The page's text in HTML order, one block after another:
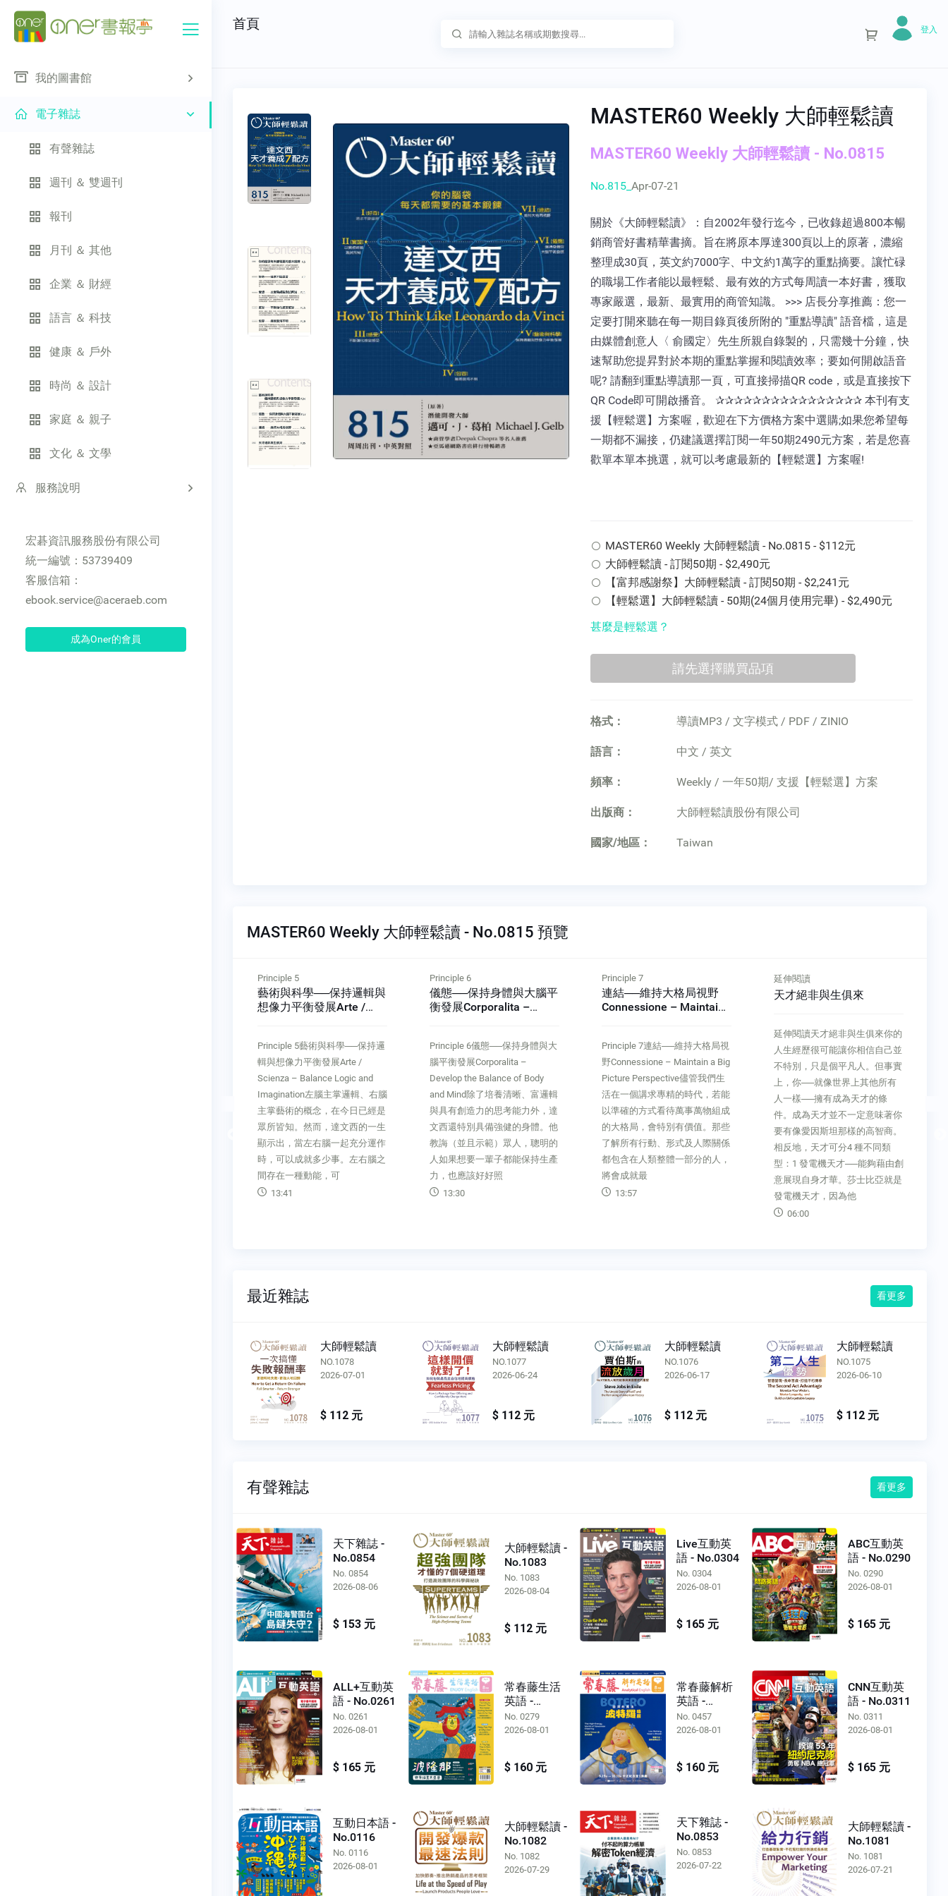
我的圖書館
電子雜誌
有聲雜誌
週刊 ＆ 雙週刊
報刊
月刊 ＆ 其他
企業 ＆ 財經
語言 ＆ 科技
健康 ＆ 戶外
時尚 ＆ 設計
家庭 ＆ 親子
文化 ＆ 文學
服務說明
宏碁資訊服務股份有限公司
統一編號：53739409
客服信箱：
ebook.service@aceraeb.com
成為Oner的會員
首頁 登入
MASTER60 Weekly 大師輕鬆讀
MASTER60 Weekly 大師輕鬆讀 - No.0815
No.815_ Apr-07-21
關於《大師輕鬆讀》：自2002年發行迄今，已收錄超過800本暢
銷商管好書精華書摘。旨在將原本厚達300頁以上的原著，濃縮
整理成30頁，英文約7000字、中文約1萬字的重點摘要。讓忙碌
的職場工作者能以最輕鬆、最有效的方式每周讀一本好書，獲取
專家嚴選，最新、最實用的商管知識。 >>> 店長分享推薦：您一
定要打開來聽在每一期目錄頁後所附的 "重點導讀" 語音檔，這是
由媒體創意人〈 俞國定〉先生所親自錄製的，只需幾十分鐘，快
速幫助您提昇對於本期的重點掌握和閱讀效率；要如何開啟語音
呢? 請翻到重點導讀那一頁，可直接掃描QR code，或是直接按下
QR Code即可開啟播音。 ✰✰✰✰✰✰✰✰✰✰✰✰✰✰✰✰ 本刊有支
援【輕鬆選】方案喔，歡迎在下方價格方案中選購;如果您希望每
一期都不漏接，仍建議選擇訂閱一年50期2490元方案，若是您喜
歡單本單本挑選，就可以考慮最新的【輕鬆選】方案喔!
MASTER60 Weekly 大師輕鬆讀 - No.0815 - $112元
大師輕鬆讀 - 訂閱50期 - $2,490元
【富邦感謝祭】大師輕鬆讀 - 訂閱50期 - $2,241元
【輕鬆選】大師輕鬆讀 - 50期(24個月使用完畢) - $2,490元
甚麼是輕鬆選？
格式： 導讀MP3 / 文字模式 / PDF / ZINIO
語言： 中文 / 英文
頻率： Weekly / 一年50期/ 支援【輕鬆選】方案
出版商： 大師輕鬆讀股份有限公司
國家/地區： Taiwan
MASTER60 Weekly 大師輕鬆讀 - No.0815 預覽
Previous
Principle 5
藝術與科學──保持邏輯與
想像力平衡發展Arte /
Principle 5藝術與科學──保持邏
輯與想像力平衡發展Arte /
Scienza – Balance Logic and
Imagination左腦主掌邏輯、右腦
主掌藝術的概念，在今日已經是
眾所皆知。然而，達文西的一生
顯示出，當左右腦一起充分運作
時，可以成就多少事。左右腦之
間存在一種動能，可
13:41
Principle 6
儀態──保持身體與大腦平
衡發展Corporalita –
Principle 6儀態──保持身體與大
腦平衡發展Corporalita –
Develop the Balance of Body
and Mind除了培養清晰、富邏輯
與具有創造力的思考能力外，達
文西還特別具備強健的身體。他
教誨（並且示範）眾人，聰明的
人如果想要一輩子都能保持生產
力，也應該好好照
13:30
Principle 7
連結──維持大格局視野
Connessione – Maintain
Principle 7連結──維持大格局視
野Connessione – Maintain a Big
Picture Perspective儘管我們生
活在一個講求專精的時代，若能
以準確的方式看待萬事萬物組成
的大格局，會特別有價值。那些
了解所有行動、形式及人際關係
都包含在人類整體一部分的人，
將會成就最
13:57
延伸閱讀
天才絕非與生俱來
延伸閱讀天才絕非與生俱來你的
人生經歷很可能讓你相信自己並
不特別，只是個平凡人。但事實
上，你──就像世界上其他所有
人一樣──擁有成為天才的條
件。成為天才並不一定意味著你
要有像愛因斯坦那樣的高智商。
相反地，天才可分4 種不同類
型：1 發電機天才──能夠藉由創
意展現自身才華。莎士比亞就是
發電機天才，因為他
06:00
最近雜誌 看更多
大師輕鬆讀
NO.1078
2026-07-01
$ 112 元
大師輕鬆讀
NO.1077
2026-06-24
$ 112 元
大師輕鬆讀
NO.1076
2026-06-17
$ 112 元
大師輕鬆讀
NO.1075
2026-06-10
$ 112 元
有聲雜誌 看更多
天下雜誌 -
No.0854
No. 0854
2026-08-06
$ 153 元
大師輕鬆讀 -
No.1083
No. 1083
2026-08-04
$ 112 元
Live互動英
語 - No.0304
No. 0304
2026-08-01
$ 165 元
ABC互動英
語 - No.0290
No. 0290
2026-08-01
$ 165 元
ALL+互動英
語 - No.0261
No. 0261
2026-08-01
$ 165 元
常春藤生活
英語 -
No.0279
No. 0279
2026-08-01
$ 160 元
常春藤解析
英語 -
No.0457
No. 0457
2026-08-01
$ 160 元
CNN互動英
語 - No.0311
No. 0311
2026-08-01
$ 165 元
互動日本語 -
No.0116
No. 0116
2026-08-01
大師輕鬆讀 -
No.1082
No. 1082
2026-07-29
天下雜誌 -
No.0853
No. 0853
2026-07-22
大師輕鬆讀 -
No.1081
No. 1081
2026-07-21